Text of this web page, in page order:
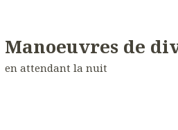
Manoeuvres de
en attendant la nuit